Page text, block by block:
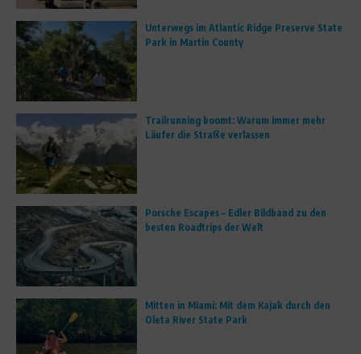
Unterwegs im Atlantic Ridge Preserve State
Park in Martin County
Trailrunning boomt: Warum immer mehr
Läufer die Straße verlassen
Porsche Escapes – Edler Bildband zu den
besten Roadtrips der Welt
Mitten in Miami: Mit dem Kajak durch den
Oleta River State Park